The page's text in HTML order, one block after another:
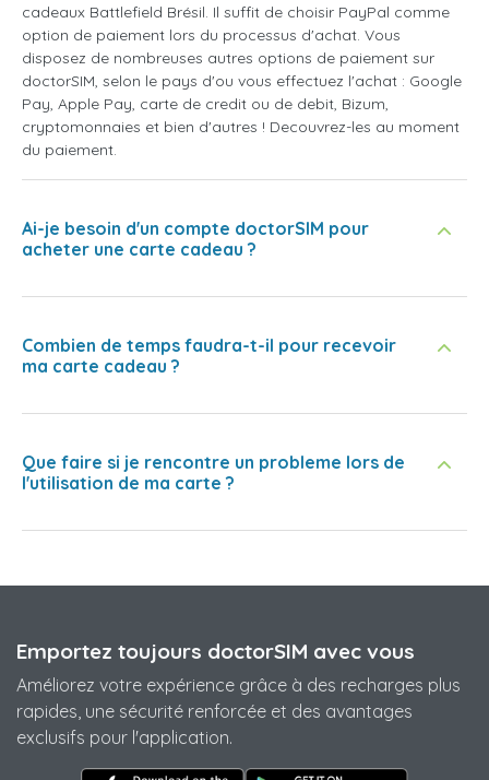
cadeaux Battlefield Brésil. Il suffit de choisir PayPal comme
option de paiement lors du processus d'achat. Vous
disposez de nombreuses autres options de paiement sur
doctorSIM, selon le pays d'ou vous effectuez l'achat : Google
Pay, Apple Pay, carte de credit ou de debit, Bizum,
cryptomonnaies et bien d'autres ! Decouvrez-les au moment
du paiement.
Ai-je besoin d'un compte doctorSIM pour
acheter une carte cadeau ?
Combien de temps faudra-t-il pour recevoir
ma carte cadeau ?
Que faire si je rencontre un probleme lors de
l'utilisation de ma carte ?
Emportez toujours doctorSIM avec vous
Améliorez votre expérience grâce à des recharges plus
rapides, une sécurité renforcée et des avantages
exclusifs pour l'application.